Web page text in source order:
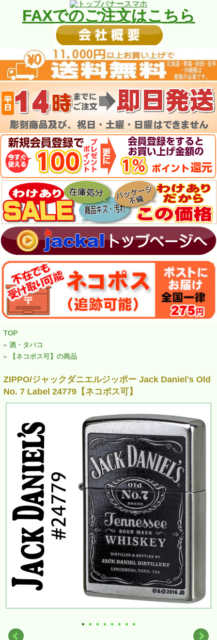
FAXでのご注文はこちら
TOP
> 酒・タバコ
> 【ネコポス可】の商品
ZIPPO/ジャックダニエルジッポー Jack Daniel's Old
No. 7 Label 24779【ネコポス可】